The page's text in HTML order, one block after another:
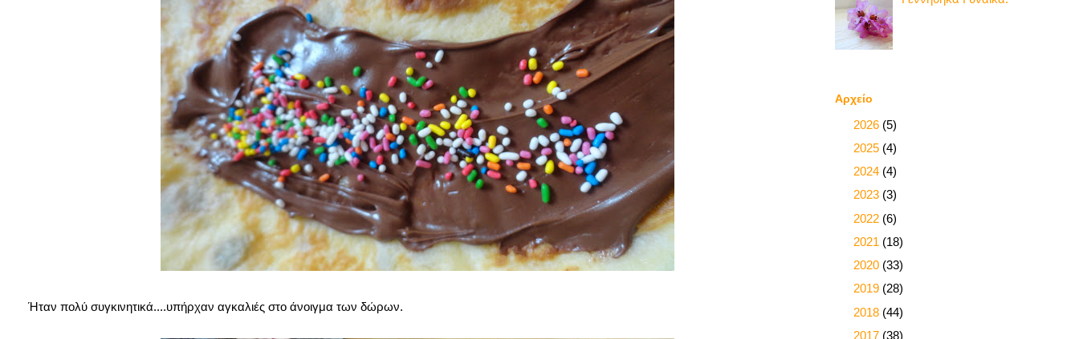
Ήταν πολύ συγκινητικά....υπήρχαν αγκαλιές στο άνοιγμα των δώρων.
Αρχείο
2026 (5)
2025 (4)
2024 (4)
2023 (3)
2022 (6)
2021 (18)
2020 (33)
2019 (28)
2018 (44)
2017 (38)